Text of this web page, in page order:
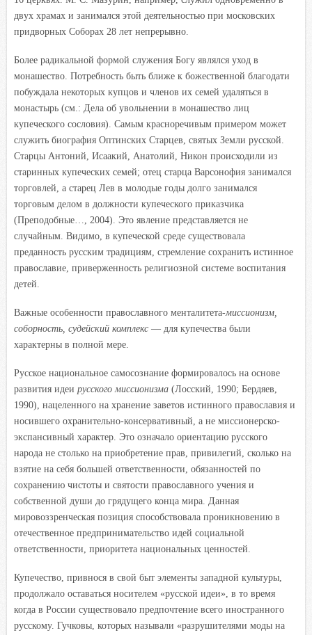
двух храмах и занимался этой деятельностью при московских
придворных Соборах 28 лет непрерывно.
Более радикальной формой служения Богу являлся уход в
монашество. Потребность быть ближе к божественной благодати
побуждала некоторых купцов и членов их семей удаляться в
монастырь (см.: Дела об увольнении в монашество лиц
купеческого сословия). Самым красноречивым примером может
служить биография Оптинских Старцев, святых Земли русской.
Старцы Антоний, Исаакий, Анатолий, Никон происходили из
старинных купеческих семей; отец старца Варсонофия занимался
торговлей, а старец Лев в молодые годы долго занимался
торговым делом в должности купеческого приказчика
(Преподобные…, 2004). Это явление представляется не
случайным. Видимо, в купеческой среде существовала
преданность русским традициям, стремление сохранить истинное
православие, приверженность религиозной системе воспитания
детей.
Важные особенности православного менталитета-миссионизм,
соборность, судейский комплекс — для купечества были
характерны в полной мере.
Русское национальное самосознание формировалось на основе
развития идеи русского миссионизма (Лосский, 1990; Бердяев,
1990), нацеленного на хранение заветов истинного православия и
носившего охранительно-консервативный, а не миссионерско-
экспансивный характер. Это означало ориентацию русского
народа не столько на приобретение прав, привилегий, сколько на
взятие на себя большей ответственности, обязанностей по
сохранению чистоты и святости православного учения и
собственной души до грядущего конца мира. Данная
мировоззренческая позиция способствовала проникновению в
отечественное предпринимательство идей социальной
ответственности, приоритета национальных ценностей.
Купечество, привнося в свой быт элементы западной культуры,
продолжало оставаться носителем «русской идеи», в то время
когда в России существовало предпочтение всего иностранного
русскому. Гучковы, которых называли «разрушителями моды на